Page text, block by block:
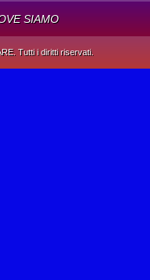
SIAMO
Tutti i diritti riservati.